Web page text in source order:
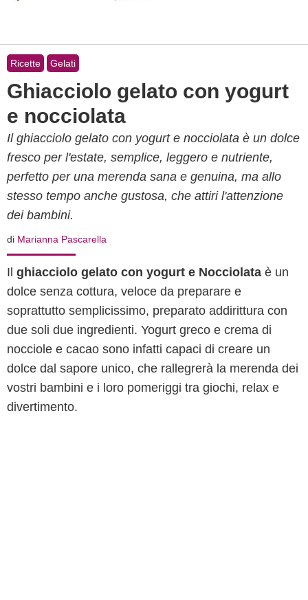
Ricette Gelati
Ghiacciolo gelato con yogurt
e nocciolata
Il ghiacciolo gelato con yogurt e nocciolata è un dolce
fresco per l'estate, semplice, leggero e nutriente,
perfetto per una merenda sana e genuina, ma allo
stesso tempo anche gustosa, che attiri l'attenzione
dei bambini.
di Marianna Pascarella
Il ghiacciolo gelato con yogurt e Nocciolata è un
dolce senza cottura, veloce da preparare e
soprattutto semplicissimo, preparato addirittura con
due soli due ingredienti. Yogurt greco e crema di
nocciole e cacao sono infatti capaci di creare un
dolce dal sapore unico, che rallegrerà la merenda dei
vostri bambini e i loro pomeriggi tra giochi, relax e
divertimento.